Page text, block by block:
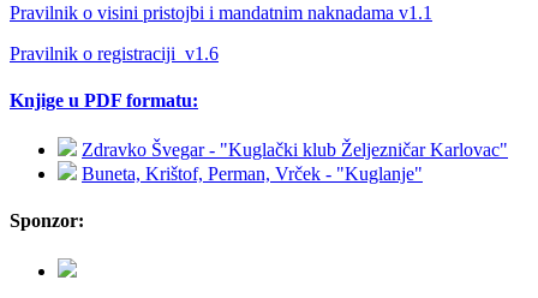
Pravilnik o visini pristojbi i mandatnim naknadama v1.1
Pravilnik o registraciji_v1.6
Knjige u PDF formatu:
Zdravko Švegar - "Kuglački klub Željezničar Karlovac"
Buneta, Krištof, Perman, Vrček - "Kuglanje"
Sponzor: